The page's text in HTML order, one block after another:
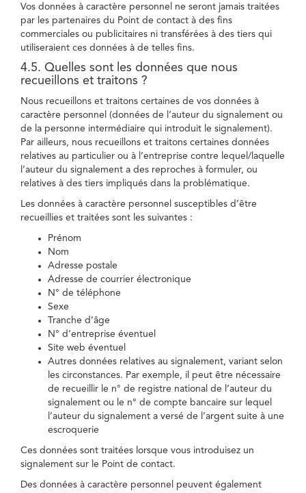
Vos données à caractère personnel ne seront jamais traitées
par les partenaires du Point de contact à des fins
commerciales ou publicitaires ni transférées à des tiers qui
utiliseraient ces données à de telles fins.
4.5. Quelles sont les données que nous
recueillons et traitons ?
Nous recueillons et traitons certaines de vos données à
caractère personnel (données de l’auteur du signalement ou
de la personne intermédiaire qui introduit le signalement).
Par ailleurs, nous recueillons et traitons certaines données
relatives au particulier ou à l’entreprise contre lequel/laquelle
l’auteur du signalement a des reproches à formuler, ou
relatives à des tiers impliqués dans la problématique.
Les données à caractère personnel susceptibles d’être
recueillies et traitées sont les suivantes :
Prénom
Nom
Adresse postale
Adresse de courrier électronique
N° de téléphone
Sexe
Tranche d’âge
N° d’entreprise éventuel
Site web éventuel
Autres données relatives au signalement, variant selon
les circonstances. Par exemple, il peut être nécessaire
de recueillir le n° de registre national de l’auteur du
signalement ou le n° de compte bancaire sur lequel
l’auteur du signalement a versé de l’argent suite à une
escroquerie
Ces données sont traitées lorsque vous introduisez un
signalement sur le Point de contact.
Des données à caractère personnel peuvent également